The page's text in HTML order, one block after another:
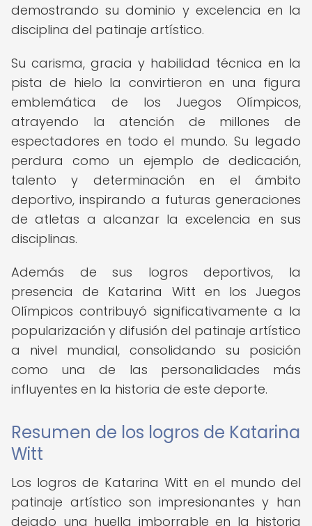
demostrando su dominio y excelencia en la
disciplina del patinaje artístico.
Su carisma, gracia y habilidad técnica en la
pista de hielo la convirtieron en una figura
emblemática de los Juegos Olímpicos,
atrayendo la atención de millones de
espectadores en todo el mundo. Su legado
perdura como un ejemplo de dedicación,
talento y determinación en el ámbito
deportivo, inspirando a futuras generaciones
de atletas a alcanzar la excelencia en sus
disciplinas.
Además de sus logros deportivos, la
presencia de Katarina Witt en los Juegos
Olímpicos contribuyó significativamente a la
popularización y difusión del patinaje artístico
a nivel mundial, consolidando su posición
como una de las personalidades más
influyentes en la historia de este deporte.
Resumen de los logros de Katarina
Witt
Los logros de Katarina Witt en el mundo del
patinaje artístico son impresionantes y han
dejado una huella imborrable en la historia